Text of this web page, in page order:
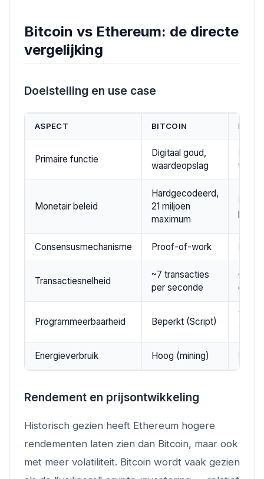
Bitcoin vs Ethereum: de directe
vergelijking
Doelstelling en use case
ASPECT BITCOIN
Primaire functie
Digitaal goud,
waardeopslag
Monetair beleid
Hardgecodeerd,
21 miljoen
maximum
Consensusmechanisme Proof-of-work
Transactiesnelheid
~7 transacties
per seconde
~15-
Programmeerbaarheid Beperkt (Script)
Energieverbruik Hoog (mining) Laag
Rendement en prijsontwikkeling
Historisch gezien heeft Ethereum hogere
rendementen laten zien dan Bitcoin, maar ook
met meer volatiliteit. Bitcoin wordt vaak gezien